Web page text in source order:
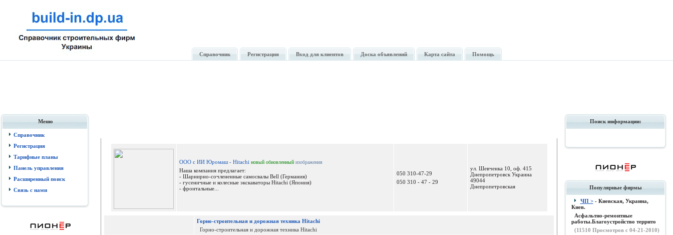
Справочник Регистрация Вход для клиентов Доска объявлений Карта сайта Помощь
Меню
Справочник
Регистрация
Тарифные планы
Панель управления
Расширенный поиск
Связь с нами
ООО с ИИ Юромаш - Hitachi новый обновленный изображения
Наша компания предлагает:
- Шарнирно-сочлененные самосвалы Bell (Германия)
- гусеничные и колесные экскаваторы Hitachi (Япония)
- фронтальные...
050 310-47-29
050 310 - 47 - 29
ул. Шевченка 10, оф. 415
Днепропетровск Украина
49044
Днепропетровская
Горно-строительная и дорожная техника Hitachi
Горно-строительная и дорожная техника Hitachi
Поиск информации:
Популярные фирмы
ЧП >- Киевская, Украина,
Киев.
Асфальтно-ремонтные
работы.Благоустройство террито
(11510 Просмотров с 04-21-2010)